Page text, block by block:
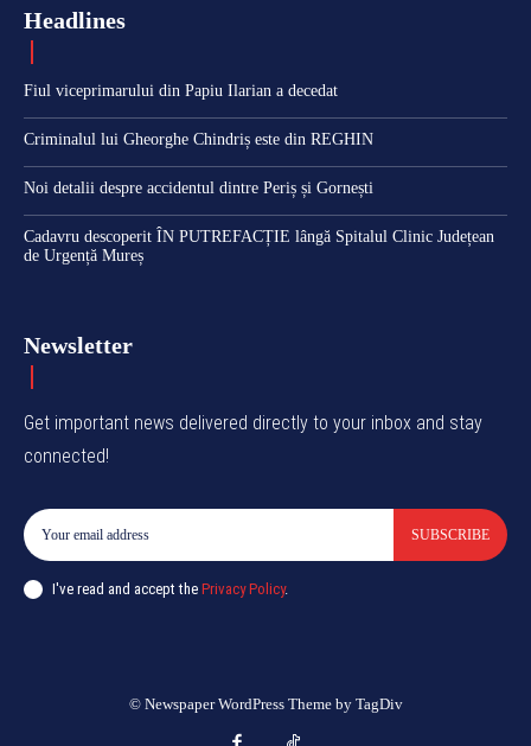
Headlines
Fiul viceprimarului din Papiu Ilarian a decedat
Criminalul lui Gheorghe Chindriș este din REGHIN
Noi detalii despre accidentul dintre Periș și Gornești
Cadavru descoperit ÎN PUTREFACȚIE lângă Spitalul Clinic Județean
de Urgență Mureș
Newsletter
Get important news delivered directly to your inbox and stay
connected!
SUBSCRIBE
I've read and accept the Privacy Policy.
© Newspaper WordPress Theme by TagDiv